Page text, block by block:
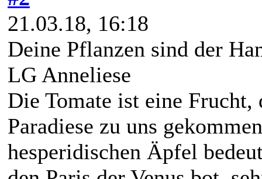
21.03.18, 16:18
Deine Pflanzen sind der
LG Anneliese
Die Tomate ist eine
Paradiese zu uns
hesperidischen Äpfel